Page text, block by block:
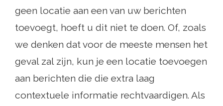
geen locatie aan een van uw berichten
toevoegt, hoeft u dit niet te doen. Of, zoals
we denken dat voor de meeste mensen het
geval zal zijn, kun je een locatie toevoegen
aan berichten die die extra laag
contextuele informatie rechtvaardigen. Als